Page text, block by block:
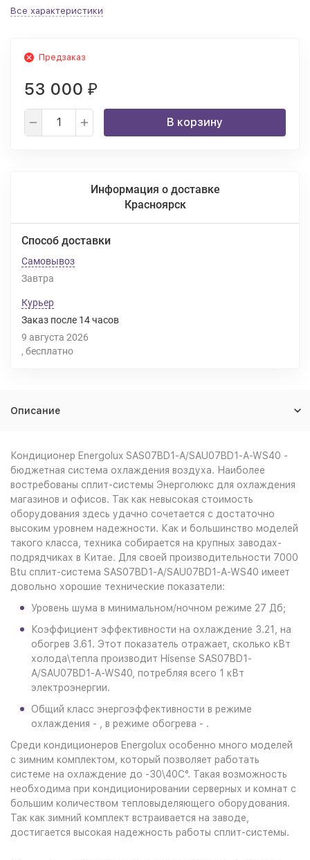
Все характеристики
Предзаказ
53 000 ₽
В корзину
Информация о доставке
Красноярск
Способ доставки
Самовывоз
Завтра
Курьер
Заказ после 14часов
9 августа 2026
Бесплатно
Описание
Кондиционер Energolux SAS07BD1-A/SAU07BD1-A-WS40 -
бюджетная система охлаждения воздуха. Наиболее
востребованы сплит-системы Энерголюкс для охлаждения
магазинов и офисов. Так как невысокая стоимость
оборудования здесь удачно сочетается с достаточно
высоким уровнем надежности. Как и большинство моделей
такого класса, техника собирается на крупных заводах-
подрядчиках в Китае. Для своей производительности 7000
Btu сплит-система SAS07BD1-A/SAU07BD1-A-WS40 имеет
довольно хорошие технические показатели:
Уровень шума в минимальном/ночном режиме 27 Дб;
Коэффициент эффективности на охлаждение 3.21, на
обогрев 3.61. Этот показатель отражает, сколько кВт
холода\тепла производит Hisense SAS07BD1-
A/SAU07BD1-A-WS40, потребляя всего 1 кВт
электроэнергии.
Общий класс энергоэффективности в режиме
охлаждения - , в режиме обогрева - .
Среди кондиционеров Energolux особенно много моделей
с зимним комплектом, который позволяет работать
системе на охлаждение до -30\40С°. Такая возможность
необходима при кондиционировании серверных и комнат с
большим количеством тепловыделяющего оборудования.
Так как зимний комплект встраивается на заводе,
достигается высокая надежность работы сплит-системы.